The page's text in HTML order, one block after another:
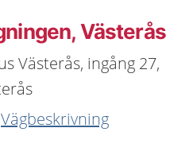
Västerås
Västerås, ingång 27,
Vägbeskrivning